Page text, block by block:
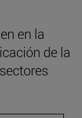
en la
de la